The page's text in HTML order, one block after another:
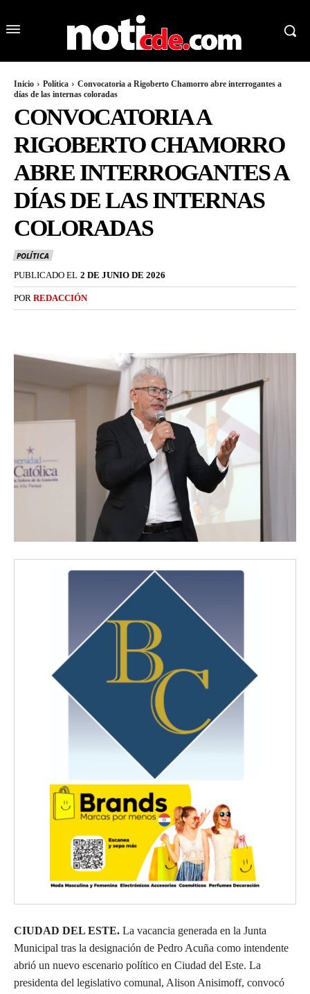
Inicio Política
Convocatoria a Rigoberto Chamorro abre interrogantes a
días de las internas coloradas
CONVOCATORIA A
RIGOBERTO CHAMORRO
ABRE INTERROGANTES A
DÍAS DE LAS INTERNAS
COLORADAS
POLÍTICA
PUBLICADO EL 2 DE JUNIO DE 2026
POR REDACCIÓN
CIUDAD DEL ESTE. La vacancia generada en la Junta
Municipal tras la designación de Pedro Acuña como intendente
abrió un nuevo escenario político en Ciudad del Este. La
presidenta del legislativo comunal, Alison Anisimoff, convocó